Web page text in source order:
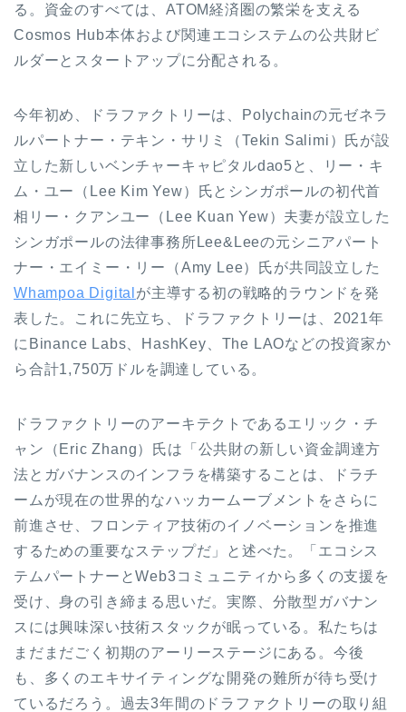
る。資金のすべては、ATOM経済圏の繁栄を支える
Cosmos Hub本体および関連エコシステムの公共財ビ
ルダーとスタートアップに分配される。
今年初め、ドラファクトリーは、Polychainの元ゼネラ
ルパートナー・テキン・サリミ（Tekin Salimi）氏が設
立した新しいベンチャーキャピタルdao5と、リー・キ
ム・ユー（Lee Kim Yew）氏とシンガポールの初代首
相リー・クアンユー（Lee Kuan Yew）夫妻が設立した
シンガポールの法律事務所Lee&Leeの元シニアパート
ナー・エイミー・リー（Amy Lee）氏が共同設立した
Whampoa Digital が主導する初の戦略的ラウンドを発
表した。これに先立ち、ドラファクトリーは、2021年
にBinance Labs、HashKey、The LAOなどの投資家か
ら合計1,750万ドルを調達している。
ドラファクトリーのアーキテクトであるエリック・チ
ャン（Eric Zhang）氏は「公共財の新しい資金調達方
法とガバナンスのインフラを構築することは、ドラチ
ームが現在の世界的なハッカームーブメントをさらに
前進させ、フロンティア技術のイノベーションを推進
するための重要なステップだ」と述べた。「エコシス
テムパートナーとWeb3コミュニティから多くの支援を
受け、身の引き締まる思いだ。実際、分散型ガバナン
スには興味深い技術スタックが眠っている。私たちは
まだまだごく初期のアーリーステージにある。今後
も、多くのエキサイティングな開発の難所が待ち受け
ているだろう。過去3年間のドラファクトリーの取り組